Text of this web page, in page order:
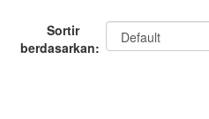
Sortir
berdasarkan: